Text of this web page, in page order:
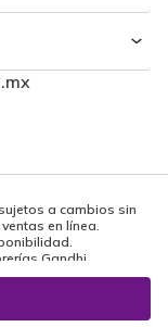
a cambios sin
en línea.
Gandhi